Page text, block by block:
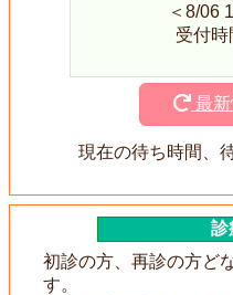
＜8/06
受付時
最
現在の待ち時間、
診
初診の方、再診の方ど
す。